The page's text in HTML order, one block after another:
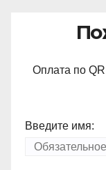
записям
Оплата по
Введите имя: